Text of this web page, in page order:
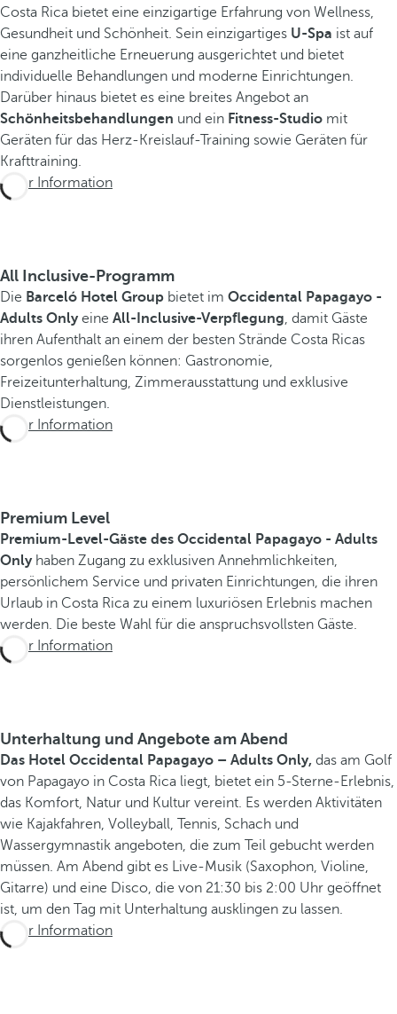
Costa Rica bietet eine einzigartige Erfahrung von Wellness,
Gesundheit und Schönheit. Sein einzigartiges U-Spa ist auf
eine ganzheitliche Erneuerung ausgerichtet und bietet
individuelle Behandlungen und moderne Einrichtungen.
Darüber hinaus bietet es eine breites Angebot an
Schönheitsbehandlungen und ein Fitness-Studio mit
Geräten für das Herz-Kreislauf-Training sowie Geräten für
Krafttraining.
Mehr Information
All Inclusive-Programm
Die Barceló Hotel Group bietet im Occidental Papagayo -
Adults Onlyeine All-Inclusive-Verpflegung, damit Gäste
ihren Aufenthalt an einem der besten Strände Costa Ricas
sorgenlos genießen können: Gastronomie,
Freizeitunterhaltung, Zimmerausstattung und exklusive
Dienstleistungen.
Mehr Information
Premium Level
Premium-Level-Gäste des Occidental Papagayo - Adults
Onlyhaben Zugang zu exklusiven Annehmlichkeiten,
persönlichem Service und privaten Einrichtungen, die ihren
Urlaub in Costa Rica zu einem luxuriösen Erlebnis machen
werden. Die beste Wahl für die anspruchsvollsten Gäste.
Mehr Information
Unterhaltung und Angebote am Abend
Das Hotel Occidental Papagayo – Adults Only, das am Golf
von Papagayo in Costa Rica liegt, bietet ein 5-Sterne-Erlebnis,
das Komfort, Natur und Kultur vereint. Es werden Aktivitäten
wie Kajakfahren, Volleyball, Tennis, Schach und
Wassergymnastik angeboten, die zum Teil gebucht werden
müssen. Am Abend gibt es Live-Musik (Saxophon, Violine,
Gitarre) und eine Disco, die von 21:30 bis 2:00 Uhr geöffnet
ist, um den Tag mit Unterhaltung ausklingen zu lassen.
Mehr Information